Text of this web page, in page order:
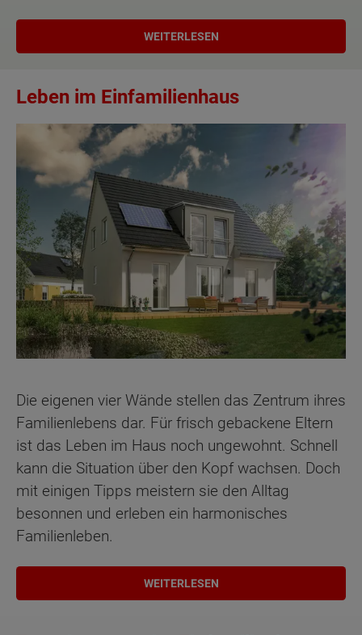
WEITERLESEN
Leben im Einfamilienhaus
Die eigenen vier Wände stellen das Zentrum ihres
Familienlebens dar. Für frisch gebackene Eltern
ist das Leben im Haus noch ungewohnt. Schnell
kann die Situation über den Kopf wachsen. Doch
mit einigen Tipps meistern sie den Alltag
besonnen und erleben ein harmonisches
Familienleben.
WEITERLESEN